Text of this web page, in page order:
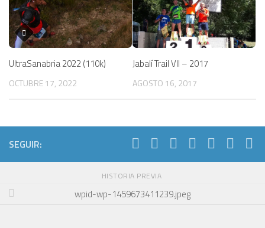
UltraSanabria 2022 (110k)
OCTUBRE 17, 2022
Jabalí Trail VII – 2017
AGOSTO 16, 2017
SEGUIR:
HISTORIA PREVIA
wpid-wp-1459673411239.jpeg